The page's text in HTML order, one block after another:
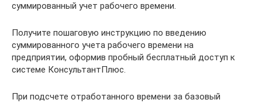
суммированный учет рабочего времени.
Получите пошаговую инструкцию по введению
суммированного учета рабочего времени на
предприятии, оформив пробный бесплатный доступ к
системе КонсультантПлюс.
При подсчете отработанного времени за базовый